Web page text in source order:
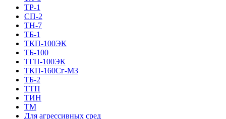
ТР-1
СП-2
ТН-7
ТБ-1
ТКП-100ЭК
ТБ-100
ТГП-100ЭК
ТКП-160Сг-М3
ТБ-2
ТТП
ТИН
ТМ
Для агрессивных сред